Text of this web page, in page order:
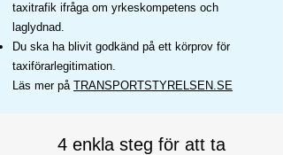
taxitrafik ifråga om yrkeskompetens och
laglydnad.
Du ska ha blivit godkänd på ett körprov för
taxiförarlegitimation.
Läs mer på TRANSPORTSTYRELSEN.SE
4 enkla steg för att ta